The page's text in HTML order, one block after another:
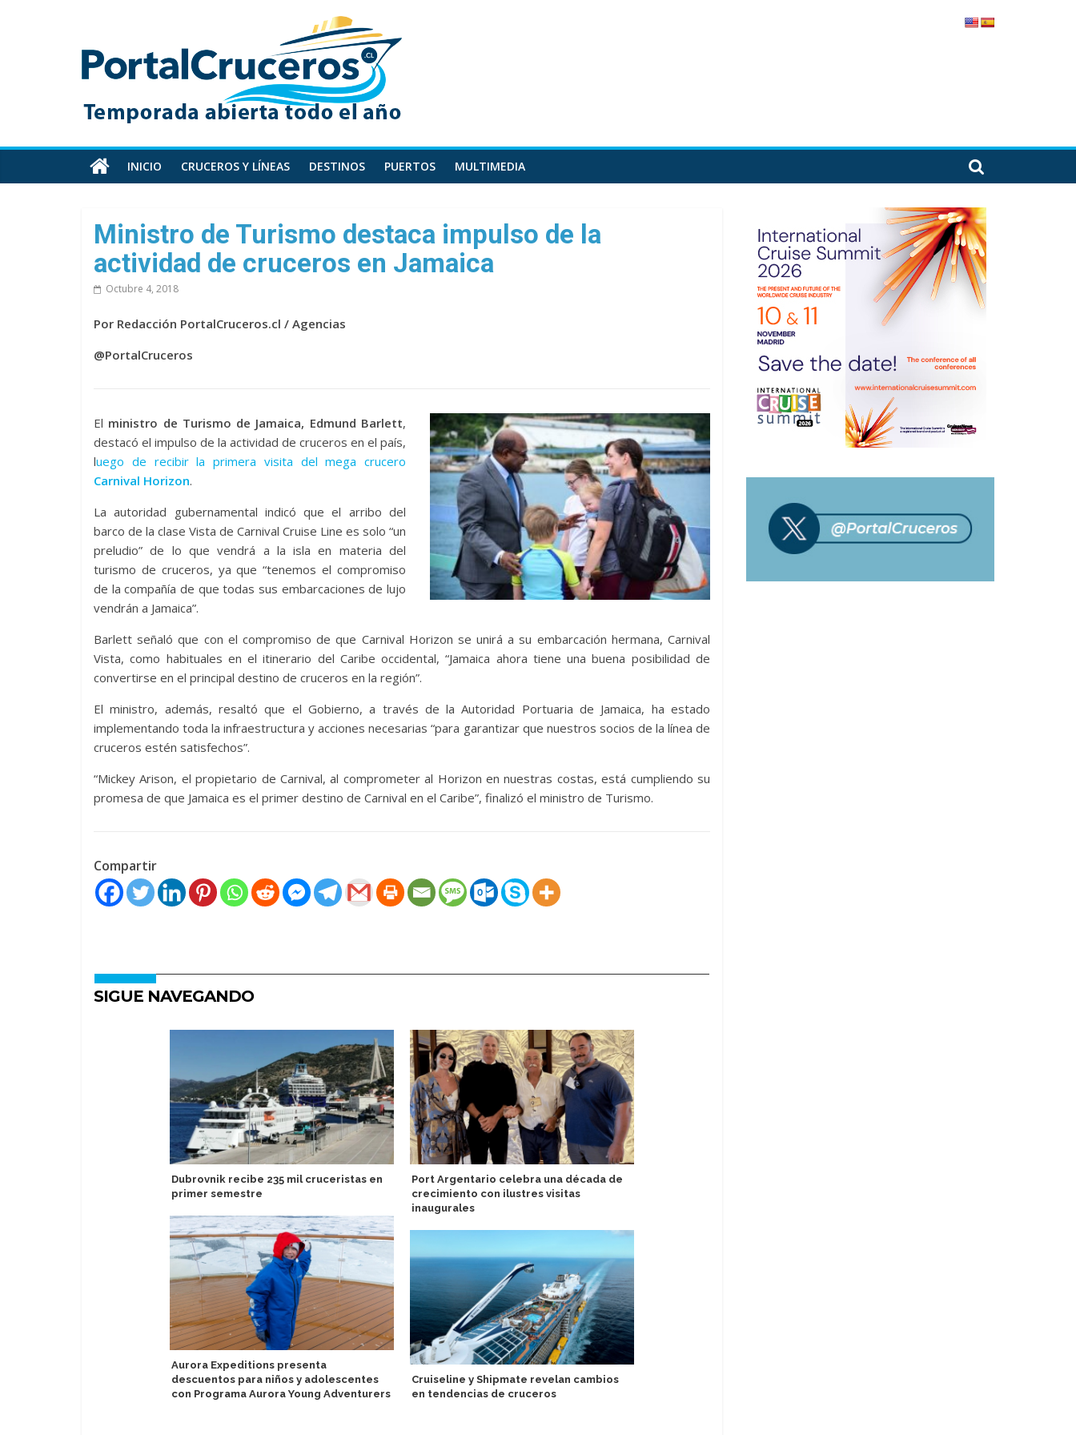
PortalCruceros
Toda
información
cruceros
en
un
sitio
INICIO CRUCEROS Y LÍNEAS DESTINOS PUERTOS MULTIMEDIA
Ministro de Turismo destaca impulso de la
actividad de cruceros en Jamaica
Octubre 4, 2018
Por Redacción PortalCruceros.cl / Agencias
@PortalCruceros
El ministro de Turismo de Jamaica, Edmund Barlett,
destacó el impulso de la actividad de cruceros en el país,
luego de recibir la primera visita del mega crucero
Carnival Horizon.
La autoridad gubernamental indicó que el arribo del
barco de la clase Vista de Carnival Cruise Line es solo “un
preludio” de lo que vendrá a la isla en materia del
turismo de cruceros, ya que “tenemos el compromiso
de la compañía de que todas sus embarcaciones de lujo
vendrán a Jamaica”.
Barlett señaló que con el compromiso de que Carnival Horizon se unirá a su embarcación hermana, Carnival
Vista, como habituales en el itinerario del Caribe occidental, “Jamaica ahora tiene una buena posibilidad de
convertirse en el principal destino de cruceros en la región”.
El ministro, además, resaltó que el Gobierno, a través de la Autoridad Portuaria de Jamaica, ha estado
implementando toda la infraestructura y acciones necesarias “para garantizar que nuestros socios de la línea de
cruceros estén satisfechos”.
“Mickey Arison, el propietario de Carnival, al comprometer al Horizon en nuestras costas, está cumpliendo su
promesa de que Jamaica es el primer destino de Carnival en el Caribe”, finalizó el ministro de Turismo.
Compartir
SIGUE NAVEGANDO
Dubrovnik recibe 235 mil cruceristas en
primer semestre
Aurora Expeditions presenta
descuentos para niños y adolescentes
con Programa Aurora Young Adventurers
Port Argentario celebra una década de
crecimiento con ilustres visitas
inaugurales
Cruiseline y Shipmate revelan cambios
en tendencias de cruceros